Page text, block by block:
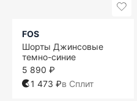
FOS
Шорты Джинсовые
темно-синие
5 890 ₽
1 473 ₽в Сплит